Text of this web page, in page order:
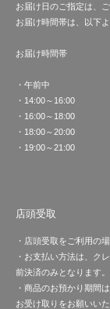
お届け日のご指定は、
お届け時間帯は、以下
お届け時間帯
・午前中
・14:00～16:00
・16:00～18:00
・18:00～20:00
・19:00～21:00
店頭受取
・店頭受取をご利用の
・お支払い方法は、ク
前決済のみとなります。
・商品のお預かり期間
お受け取りをお願いいた